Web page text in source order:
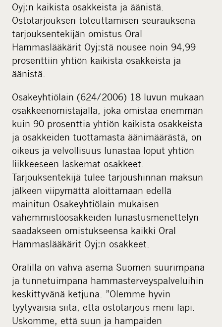
Oyj:n kaikista osakkeista ja äänistä.
Ostotarjouksen toteuttamisen seurauksena
tarjouksentekijän omistus Oral
Hammaslääkärit Oyj:stä nousee noin 94,99
prosenttiin yhtiön kaikista osakkeista ja
äänistä.
Osakeyhtiölain (624/2006) 18 luvun mukaan
osakkeenomistajalla, joka omistaa enemmän
kuin 90 prosenttia yhtiön kaikista osakkeista
ja osakkeiden tuottamasta äänimäärästä, on
oikeus ja velvollisuus lunastaa loput yhtiön
liikkeeseen laskemat osakkeet.
Tarjouksentekijä tulee tarjoushinnan maksun
jälkeen viipymättä aloittamaan edellä
mainitun Osakeyhtiölain mukaisen
vähemmistöosakkeiden lunastusmenettelyn
saadakseen omistukseensa kaikki Oral
Hammaslääkärit Oyj:n osakkeet.
Oralilla on vahva asema Suomen suurimpana
ja tunnetuimpana hammasterveyspalveluihin
keskittyvänä ketjuna. ”Olemme hyvin
tyytyväisiä siitä, että ostotarjous meni läpi.
Uskomme, että suun ja hampaiden